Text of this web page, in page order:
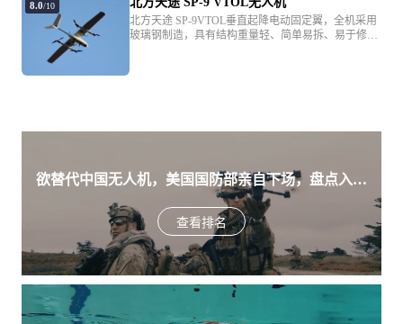
*以上参数仅供参考，请以当地实际销售产品为准；如您发现资料
有误，请联系我们更正
供丰富的扩展接口，并将多个接口集成简化，一步即
可完成拆装，可挂载倾斜载荷、正射载荷、多光谱和
雷达测流仪等应用设备。结合iFly智能航测助手，实
8.0/10
北方天途 SP-9VTOL垂直起降电动固定翼，全机采用
玻璃钢制造，具有结构重量轻、简单易拆、易于修复
欲替代中国无人机，美国国防部亲自下场，盘点入围
美军SRR项目的五款无人机
查看排名